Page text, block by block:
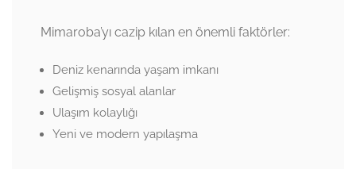
Mimaroba’yı cazip kılan en önemli faktörler:
Deniz kenarında yaşam imkanı
Gelişmiş sosyal alanlar
Ulaşım kolaylığı
Yeni ve modern yapılaşma